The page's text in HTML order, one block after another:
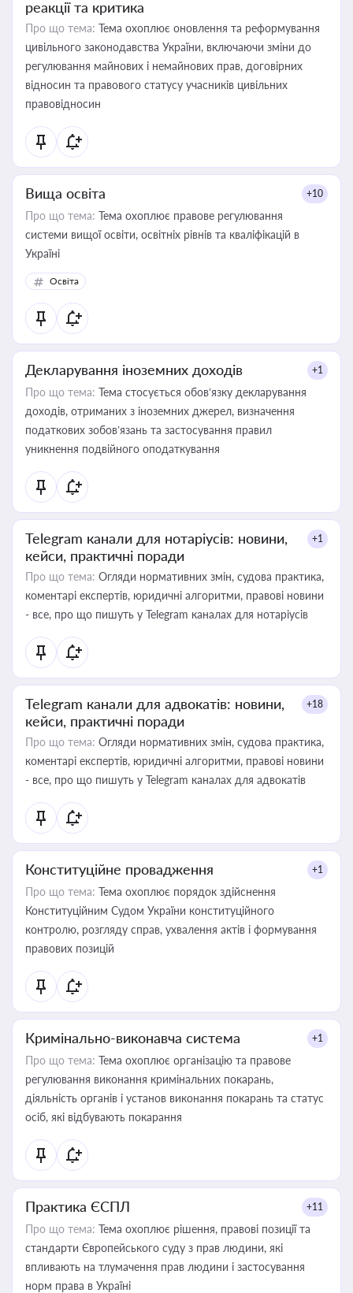
реакції та критика
Про що тема: Тема охоплює оновлення та реформування
цивільного законодавства України, включаючи зміни до
регулювання майнових і немайнових прав, договірних
відносин та правового статусу учасників цивільних
правовідносин
Вища освіта +10
Про що тема: Тема охоплює правове регулювання
системи вищої освіти, освітніх рівнів та кваліфікацій в
Україні
Освіта
Декларування іноземних доходів +1
Про що тема: Тема стосується обов’язку декларування
доходів, отриманих з іноземних джерел, визначення
податкових зобов’язань та застосування правил
уникнення подвійного оподаткування
Telegram канали для нотаріусів: новини,
кейси, практичні поради
+1
Про що тема: Огляди нормативних змін, судова практика,
коментарі експертів, юридичні алгоритми, правові новини
- все, про що пишуть у Telegram каналах для нотаріусів
Telegram канали для адвокатів: новини,
кейси, практичні поради
+18
Про що тема: Огляди нормативних змін, судова практика,
коментарі експертів, юридичні алгоритми, правові новини
- все, про що пишуть у Telegram каналах для адвокатів
Конституційне провадження +1
Про що тема: Тема охоплює порядок здійснення
Конституційним Судом України конституційного
контролю, розгляду справ, ухвалення актів і формування
правових позицій
Кримінально-виконавча система +1
Про що тема: Тема охоплює організацію та правове
регулювання виконання кримінальних покарань,
діяльність органів і установ виконання покарань та статус
осіб, які відбувають покарання
Практика ЄСПЛ +11
Про що тема: Тема охоплює рішення, правові позиції та
стандарти Європейського суду з прав людини, які
впливають на тлумачення прав людини і застосування
норм права в Україні